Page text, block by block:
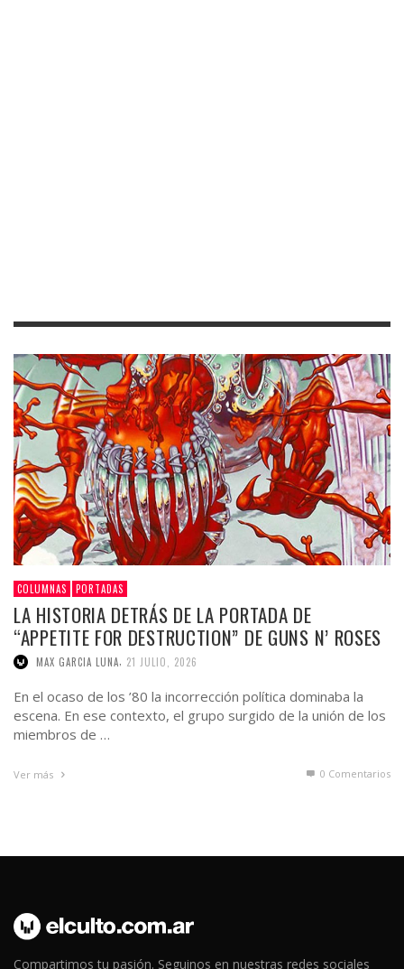
COLUMNAS PORTADAS
LA HISTORIA DETRÁS DE LA PORTADA DE
“APPETITE FOR DESTRUCTION” DE GUNS N’ ROSES
MAX GARCIA LUNA 21 JULIO, 2026
En el ocaso de los ’80 la incorrección política dominaba la
escena. En ese contexto, el grupo surgido de la unión de los
miembros de …
Ver más 0 Comentarios
Compartimos tu pasión. Seguinos en nuestras redes sociales